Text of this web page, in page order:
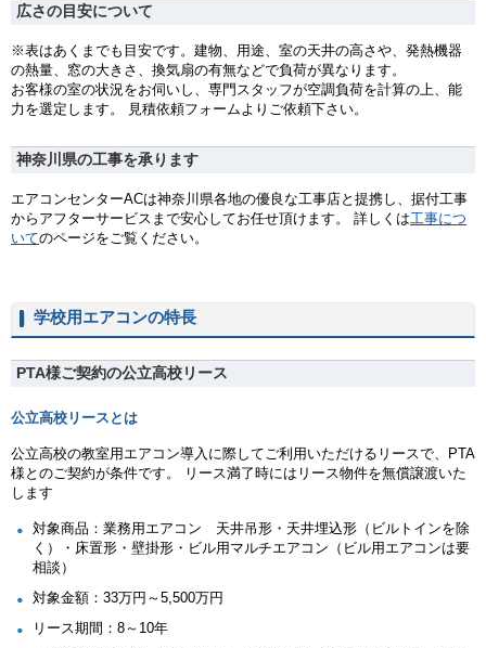
広さの目安について
※表はあくまでも目安です。建物、用途、室の天井の高さや、発熱機器
の熱量、窓の大きさ、換気扇の有無などで負荷が異なります。
お客様の室の状況をお伺いし、専門スタッフが空調負荷を計算の上、能
力を選定します。 見積依頼フォームよりご依頼下さい。
神奈川県の工事を承ります
エアコンセンターACは神奈川県各地の優良な工事店と提携し、据付工事
からアフターサービスまで安心してお任せ頂けます。 詳しくは工事につ
いてのページをご覧ください。
学校用エアコンの特長
PTA様ご契約の公立高校リース
公立高校リースとは
公立高校の教室用エアコン導入に際してご利用いただけるリースで、PTA
様とのご契約が条件です。 リース満了時にはリース物件を無償譲渡いた
します
対象商品：業務用エアコン 天井吊形・天井埋込形（ビルトインを除
く）・床置形・壁掛形・ビル用マルチエアコン（ビル用エアコンは要
相談）
対象金額：33万円～5,500万円
リース期間：8～10年